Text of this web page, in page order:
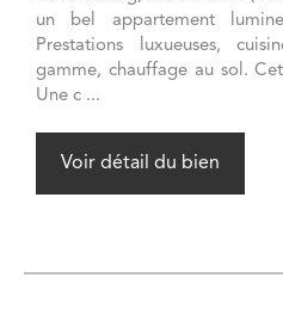
un bel appartement
Prestations luxueuses,
gamme, chauffage au sol.
Une c ...
Voir détail du bien